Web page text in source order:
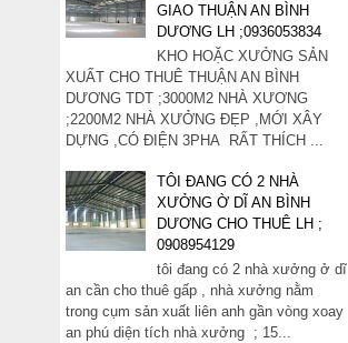
GIAO THUẬN AN BÌNH
DƯƠNG LH ;0936053834
KHO HOẶC XƯỞNG SẢN
XUẤT CHO THUÊ THUẬN AN BÌNH
DƯƠNG TDT ;3000M2 NHÀ XƯƠNG
;2200M2 NHÀ XƯỞNG ĐẸP ,MỚI XÂY
DỰNG ,CÓ ĐIỆN 3PHA RẤT THÍCH ...
TÔI ĐANG CÓ 2 NHÀ
XƯỞNG Ờ DĨ AN BÌNH
DƯƠNG CHO THUÊ LH ;
0908954129
tôi đang có 2 nhà xưởng ở dĩ
an cần cho thuê gấp , nhà xưởng nằm
trong cụm sản xuất liên anh gần vòng xoay
an phú diện tích nhà xưởng ; 15...